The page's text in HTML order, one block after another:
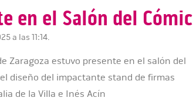
en el Salón del Cómic
a las 11:14.
Zaragoza estuvo presente en el salón del
diseño del impactante stand de firmas
de la Villa e Inés Acín